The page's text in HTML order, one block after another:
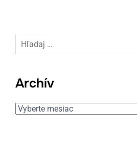
Hľadaj:
Archív
Archív